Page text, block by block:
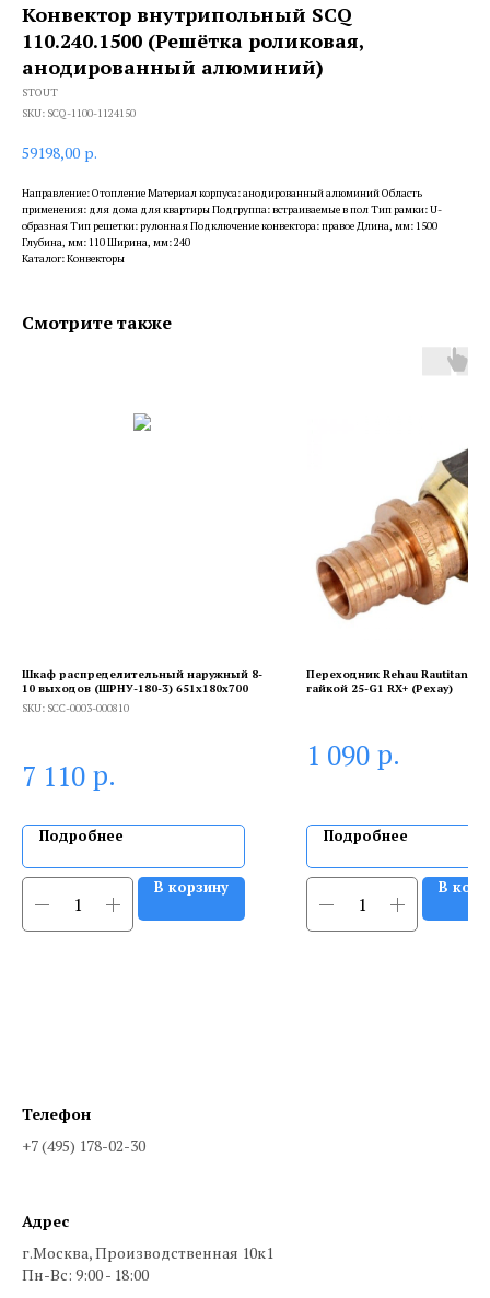
Конвектор внутрипольный SCQ
110.240.1500 (Решётка роликовая,
анодированный алюминий)
STOUT
SKU: SCQ-1100-1124150
59198,00 р.
Направление: Отопление Материал корпуса: анодированный алюминий Область
применения: для дома для квартиры Подгруппа: встраиваемые в пол Тип рамки: U-
образная Тип решетки: рулонная Подключение конвектора: правое Длина, мм: 1500
Глубина, мм: 110 Ширина, мм: 240
Каталог: Конвекторы
Смотрите также
Шкаф распределительный наружный 8-
10 выходов (ШРНУ-180-3) 651х180х700
SKU: SCC-0003-000810
7 110 р.
Подробнее
В корзину
Переходник Rehau Rautitan с
гайкой 25-G1 RX+ (Рехау)
1 090 р.
Подробнее
В
Телефон
+7 (495) 178-02-30
Адрес
г.Москва, Производственная 10к1
Пн-Вс: 9:00 - 18:00